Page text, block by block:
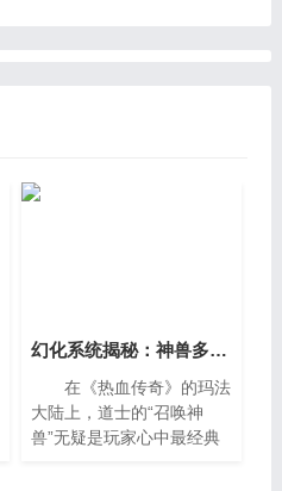
幻化系统揭秘：神兽多形态切换的魅力
在《热血传奇》的玛法
大陆上，道士的“召唤神
兽”无疑是玩家心中最经典